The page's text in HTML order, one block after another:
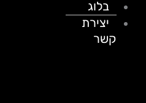
בלוג
יצירת
קשר